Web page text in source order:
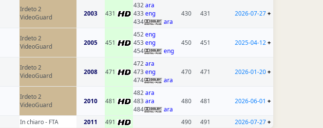
Irdeto 2
VideoGuard
2003 431
432ara
433eng
434
ara
430 431 2026-07-27+
Irdeto 2
VideoGuard
2005 451
452eng
453eng
454
eng
450 451 2025-04-12+
Irdeto 2
VideoGuard
2008 471
472ara
473eng
474
ara
470 471 2026-01-20+
Irdeto 2
VideoGuard
2010 481
482ara
483ara
484
ara
480 481 2026-06-01 +
In chiaro - FTA 2011 491 490 491 2026-07-27+